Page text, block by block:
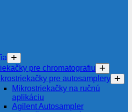
pre chromatografiu
pre autosamplery
Mikrostriekačky na ručnú
aplikáciu
Agilent Autosampler